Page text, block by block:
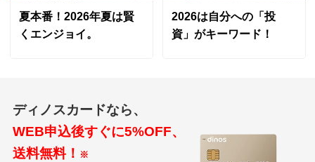
夏本番！2026年夏は賢
くエンジョイ。
2026は自分への「投
資」がキーワード！
ディノスカードなら、
WEB申込後すぐに5%OFF、
送料無料！ ※